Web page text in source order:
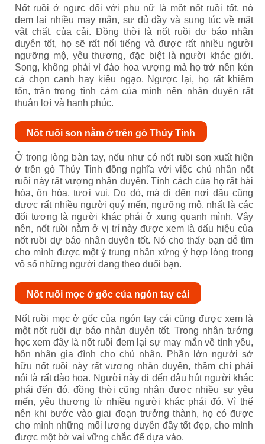
Nốt ruồi ở ngực đối với phụ nữ là một nốt ruồi tốt, nó
đem lại nhiều may mắn, sự đủ đầy và sung túc về mặt
vật chất, của cải. Đồng thời là nốt ruồi dự báo nhân
duyên tốt, họ sẽ rất nổi tiếng và được rất nhiều người
ngưỡng mộ, yêu thương, đặc biệt là người khác giới.
Song, không phải vì đào hoa vượng mà họ trở nên kén
cá chọn canh hay kiêu ngạo. Ngược lại, họ rất khiêm
tốn, trân trọng tình cảm của mình nên nhân duyên rất
thuận lợi và hạnh phúc.
Nốt ruồi son nằm ở trên gò Thủy Tinh
Ở trong lòng bàn tay, nếu như có nốt ruồi son xuất hiện
ở trên gò Thủy Tinh đồng nghĩa với việc chủ nhân nốt
ruồi này rất vượng nhân duyên. Tính cách của họ rất hài
hòa, ôn hòa, tươi vui. Do đó, mà đi đến nơi đâu cũng
được rất nhiều người quý mến, ngưỡng mộ, nhất là các
đối tượng là người khác phái ở xung quanh mình. Vậy
nên, nốt ruồi nằm ở vị trí này được xem là dấu hiệu của
nốt ruồi dự báo nhân duyên tốt. Nó cho thấy bạn dễ tìm
cho mình được một ý trung nhân xứng ý hợp lòng trong
vô số những người đang theo đuổi bạn.
Nốt ruồi mọc ở gốc của ngón tay cái
Nốt ruồi mọc ở gốc của ngón tay cái cũng được xem là
một nốt ruồi dự báo nhân duyên tốt. Trong nhân tướng
học xem đây là nốt ruồi đem lại sự may mắn về tình yêu,
hôn nhân gia đình cho chủ nhân. Phần lớn người sở
hữu nốt ruồi này rất vượng nhân duyên, thậm chí phải
nói là rất đào hoa. Người này đi đến đâu hút người khác
phái đến đó, đồng thời cũng nhận được nhiều sự yêu
mến, yêu thương từ nhiều người khác phái đó. Vì thế
nên khi bước vào giai đoạn trưởng thành, họ có được
cho mình những mối lương duyên đầy tốt đẹp, cho mình
được một bờ vai vững chắc để dựa vào.